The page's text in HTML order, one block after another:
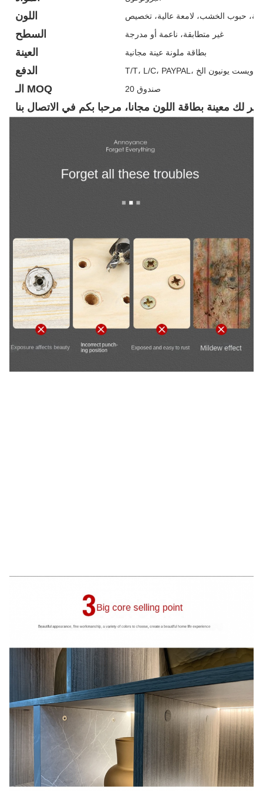
اللون حبوب الخشب، لامعة عالية، تخصيص
السطح غير متطابقة، ناعمة أو مدرجة
العينة بطاقة ملونة عينة مجانية
الدفع T/T، L/C، PAYPAL، ويست يونيون الخ
الـ MOQ صندوق 20
لك معينة بطاقة اللون مجانا، مرحبا بكم في الاتصال بنا